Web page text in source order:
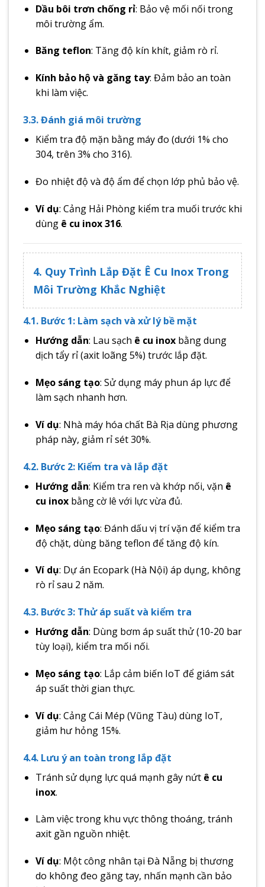
Dầu bôi trơn chống rỉ: Bảo vệ mối nối trong
môi trường ẩm.
Băng teflon: Tăng độ kín khít, giảm rò rỉ.
Kính bảo hộ và găng tay: Đảm bảo an toàn
khi làm việc.
3.3. Đánh giá môi trường
Kiểm tra độ mặn bằng máy đo (dưới 1% cho
304, trên 3% cho 316).
Đo nhiệt độ và độ ẩm để chọn lớp phủ bảo vệ.
Ví dụ: Cảng Hải Phòng kiểm tra muối trước khi
dùng ê cu inox 316.
4. Quy Trình Lắp Đặt Ê Cu Inox Trong
Môi Trường Khắc Nghiệt
4.1. Bước 1: Làm sạch và xử lý bề mặt
Hướng dẫn: Lau sạch ê cu inoxbằng dung
dịch tẩy rỉ (axit loãng 5%) trước lắp đặt.
Mẹo sáng tạo: Sử dụng máy phun áp lực để
làm sạch nhanh hơn.
Ví dụ: Nhà máy hóa chất Bà Rịa dùng phương
pháp này, giảm rỉ sét 30%.
4.2. Bước 2: Kiểm tra và lắp đặt
Hướng dẫn: Kiểm tra ren và khớp nối, vặn ê
cu inoxbằng cờ lê với lực vừa đủ.
Mẹo sáng tạo: Đánh dấu vị trí vặn để kiểm tra
độ chặt, dùng băng teflon để tăng độ kín.
Ví dụ: Dự án Ecopark (Hà Nội) áp dụng, không
rò rỉ sau 2 năm.
4.3. Bước 3: Thử áp suất và kiểm tra
Hướng dẫn: Dùng bơm áp suất thử (10-20 bar
tùy loại), kiểm tra mối nối.
Mẹo sáng tạo: Lắp cảm biến IoT để giám sát
áp suất thời gian thực.
Ví dụ: Cảng Cái Mép (Vũng Tàu) dùng IoT,
giảm hư hỏng 15%.
4.4. Lưu ý an toàn trong lắp đặt
Tránh sử dụng lực quá mạnh gây nứt ê cu
inox.
Làm việc trong khu vực thông thoáng, tránh
axit gần nguồn nhiệt.
Ví dụ: Một công nhân tại Đà Nẵng bị thương
do không đeo găng tay, nhấn mạnh cần bảo